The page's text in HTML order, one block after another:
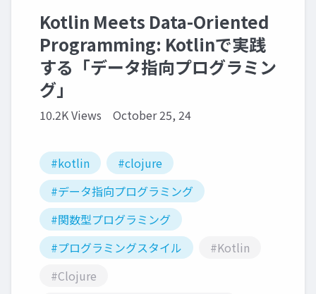
Kotlin Meets Data-Oriented
Programming: Kotlinで実践
する「データ指向プログラミン
グ」
10.2K Views October 25, 24
#kotlin
#clojure
#データ指向プログラミング
#関数型プログラミング
#プログラミングスタイル
#Kotlin
#Clojure